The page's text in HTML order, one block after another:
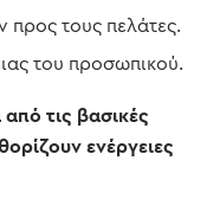
τους πελάτες.
του προσωπικού.
τις βασικές
ενέργειες